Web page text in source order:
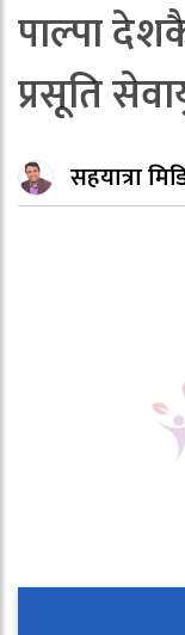
पाल्पा
प्रसूति
सहयात्रा